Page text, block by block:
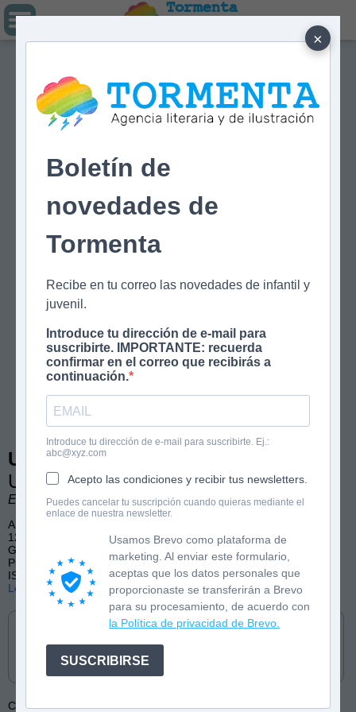
×
Boletín de
novedades de
Tormenta
Recibe en tu correo las novedades de infantil y
juvenil.
Introduce tu dirección de e-mail para
suscribirte. IMPORTANTE: recuerda
confirmar en el correo que recibirás a
continuación.
Introduce tu dirección de e-mail para suscribirte. Ej.:
abc@xyz.com
Acepto las condiciones y recibir tus newsletters.
Puedes cancelar tu suscripción cuando quieras mediante el
enlace de nuestra newsletter.
Usamos Brevo como plataforma de
marketing. Al enviar este formulario,
aceptas que los datos personales que
proporcionaste se transferirán a Brevo
para su procesamiento, de acuerdo con
la Política de privacidad de Brevo.
SUSCRIBIRSE
Tormenta
Ula y Hop 6
Ula y Hop resuelven un misterio
Eric Lilliput. Ilustraciones de Laia López.
A partir de 6 años
128 páginas a color
Género: aventuras, fantasía, humor
Publicado por Alfaguara Infantil y Juvenil (castellano y catalán)
ISBN: 9788420452067
Lee las primeras páginas
Cómpralo en
Colección: Ula y Hop